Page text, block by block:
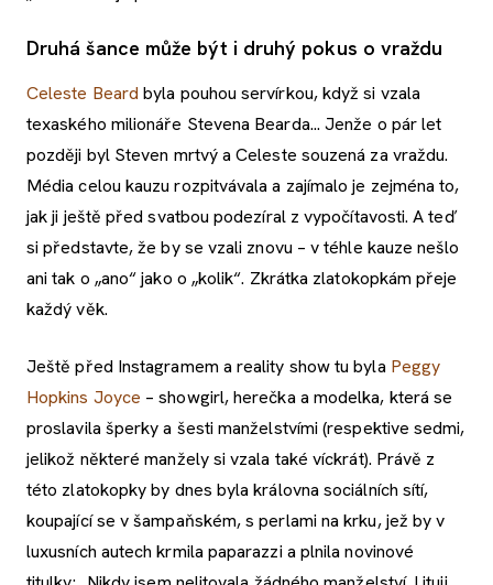
Druhá šance může být i druhý pokus o vraždu
Celeste Beard byla pouhou servírkou, když si vzala
texaského milionáře Stevena Bearda... Jenže o pár let
později byl Steven mrtvý a Celeste souzená za vraždu.
Média celou kauzu rozpitvávala a zajímalo je zejména to,
jak ji ještě před svatbou podezíral z vypočítavosti. A teď
si představte, že by se vzali znovu – v téhle kauze nešlo
ani tak o „ano“ jako o „kolik“. Zkrátka zlatokopkám přeje
každý věk.
Ještě před Instagramem a reality show tu byla Peggy
Hopkins Joyce – showgirl, herečka a modelka, která se
proslavila šperky a šesti manželstvími (respektive sedmi,
jelikož některé manžely si vzala také víckrát). Právě z
této zlatokopky by dnes byla královna sociálních sítí,
koupající se v šampaňském, s perlami na krku, jež by v
luxusních autech krmila paparazzi a plnila novinové